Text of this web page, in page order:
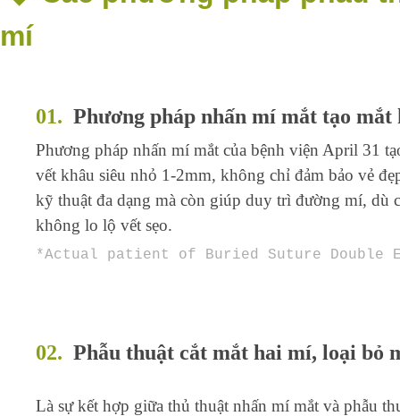
mí
01. Phương pháp nhấn mí mắt tạo mắt
Phương pháp nhấn mí mắt của bệnh viện April 31
vết khâu siêu nhỏ 1-2mm, không chỉ đảm bảo vẻ
kỹ thuật đa dạng mà còn giúp duy trì đường mí, dù
không lo lộ vết sẹo.
*Actual patient of Buried Suture Double
02. Phẫu thuật cắt mắt hai mí, loại bỏ
Là sự kết hợp giữa thủ thuật nhấn mí mắt và phẫu